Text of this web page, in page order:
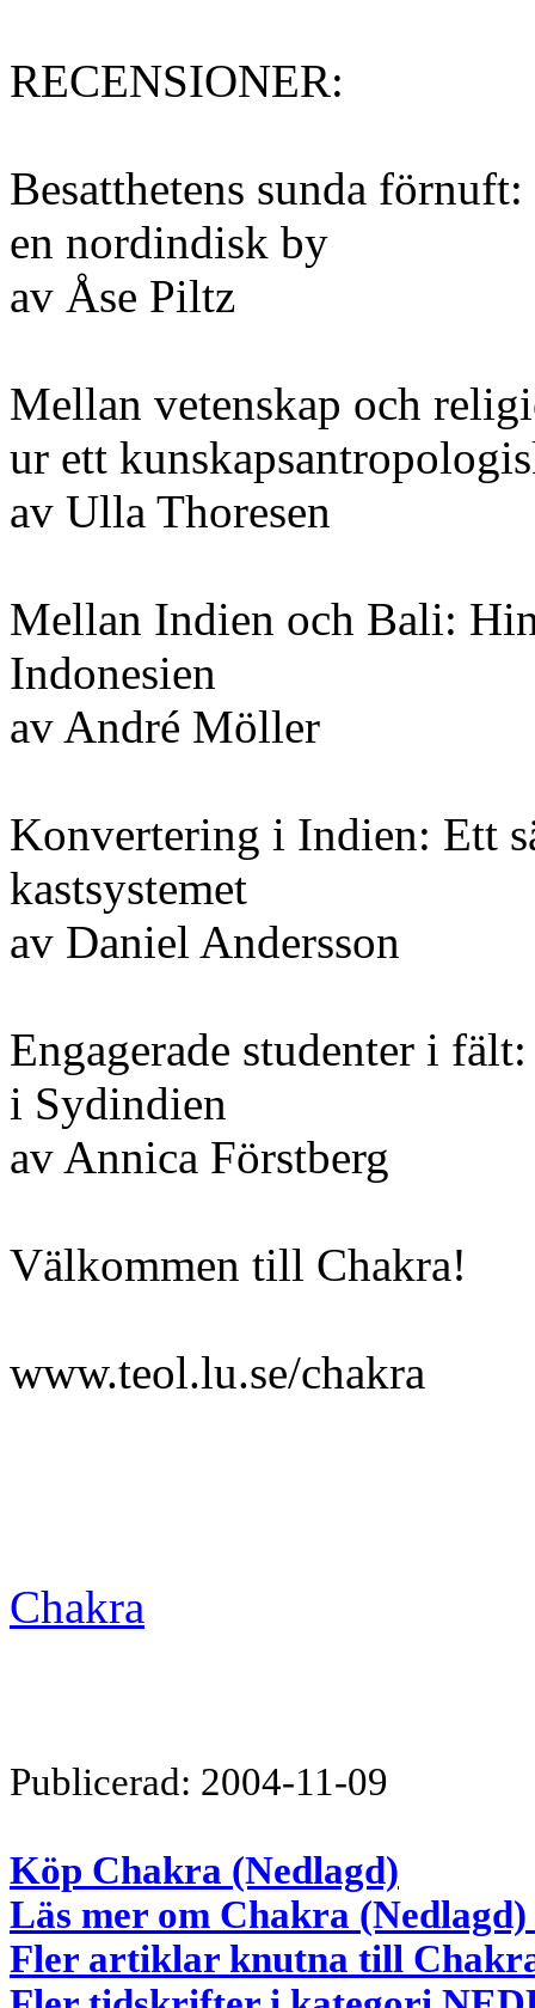
RECENSIONER:
Besatthetens sunda
en nordindisk by
av Åse Piltz
Mellan vetenskap och
ur ett
av Ulla Thoresen
Mellan Indien och Bali:
Indonesien
av André Möller
Konvertering i Indien: Ett
kastsystemet
av Daniel Andersson
Engagerade studenter i
i Sydindien
av Annica Förstberg
Välkommen till Chakra!
www.teol.lu.se/chakra
Chakra
Publicerad: 2004-11-09
Köp Chakra (Nedlagd)
Läs mer om Chakra
Fler artiklar knutna till